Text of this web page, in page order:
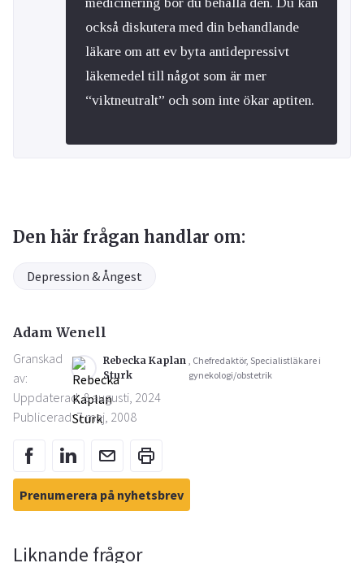
också diskutera med din behandlande
läkare om att ev byta antidepressivt
läkemedel till något som är mer
“viktneutralt” och som inte ökar aptiten.
Den här frågan handlar om:
Depression & Ångest
Adam Wenell
Granskad
av:
Rebecka Kaplan
Sturk
, Chefredaktör, Specialistläkare i
gynekologi/obstetrik
Uppdaterad: 8 augusti, 2024
Publicerad: 7 maj, 2008
Prenumerera på nyhetsbrev
Liknande frågor